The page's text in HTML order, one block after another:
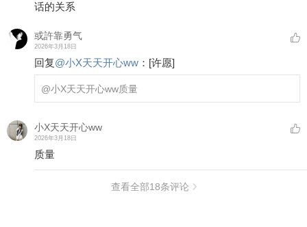
话的关系
或許靠勇气
2026年3月18日
回复@小X天天开心ww ： [许愿]
@小X天天开心ww质量
小X天天开心ww
2026年3月18日
质量
查看全部18条评论